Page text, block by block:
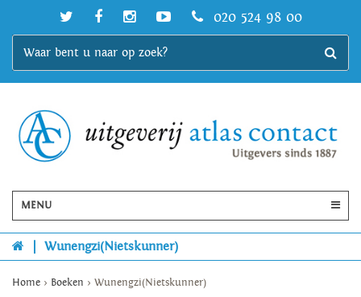
020 524 98 00
MENU
Wunengzi(Nietskunner)
Home > Boeken > Wunengzi(Nietskunner)